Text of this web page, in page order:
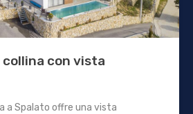
con vista
a Spalato offre una vista